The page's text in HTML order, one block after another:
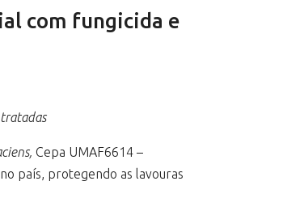
com fungicida e
Cepa UMAF6614 –
país, protegendo as lavouras